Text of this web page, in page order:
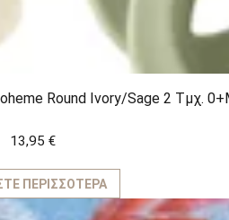
Round Ivory/Sage 2 Τμχ.
13,95 €
ΠΕΡΙΣΣΌΤΕΡΑ